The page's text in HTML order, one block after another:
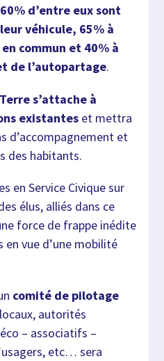
60% d’entre eux sont
véhicule, 65% à
commun et 40% à
de l’autopartage.
s’attache à
existantes et mettra
d’accompagnement et
des habitants.
en Service Civique sur
élus, alliés dans ce
force de frappe inédite
en vue d’une mobilité
comité de pilotage
autorités
– associatifs –
etc… sera